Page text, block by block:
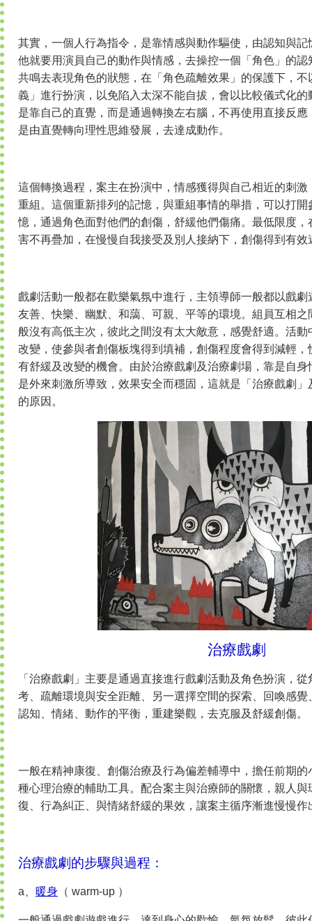
其實，一個人行為指令，是靠情感與動作驅使，由認知與
他就要用演員自己的動作與情感，去操控一個「角色」的
共鳴去表現角色的狀態，在「角色疏離效果」的保護下，
義」進行扮演，以免陷入太深不能自拔，會以比較儀式化
是靠自己的直覺，而是通過轉換左右腦，不再使用直接反
是由直覺轉向理性思維發展，去達成動作。
這個轉換過程，案主在扮演中，情感獲得與自己相近的刺
重組。這個重新排列的記憶，與重組事情的舉措，可以打
憶，通過角色面對他們的創傷，舒緩他們傷痛。最低限度
害不再疊加，在慢慢自我接受及別人接納下，創傷得到有
戲劇活動一般都在歡樂氣氛中進行，主領導師一般都以戲
友善、快樂、幽默、和藹、可親、平等的環境。組員互相
般沒有高低主次，彼此之間沒有太大敵意，感覺舒適。活
改變，使參與者創傷板塊得到填補，創傷程度會得到減輕
有舒緩及改變的機會。由於治療戲劇及治療劇場，靠是自
是外來刺激所導致，效果安全而穩固，這就是「治療戲劇
的原因。
治療戲劇
「治療戲劇」主要是通過直接進行戲劇活動及角色扮演，
考、疏離環境與安全距離、另一選擇空間的探索、回喚感
認知、情緒、動作的平衡，重建樂觀，去克服及舒緩創傷。
一般在精神康復、創傷治療及行為偏差輔導中，擔任前期
種心理治療的輔助工具。配合案主與治療師的關懷，親人
復、行為糾正、與情緒舒緩的果效，讓案主循序漸進慢慢作
治療戲劇的步驟與過程：
a、 暖身 （ warm-up ）